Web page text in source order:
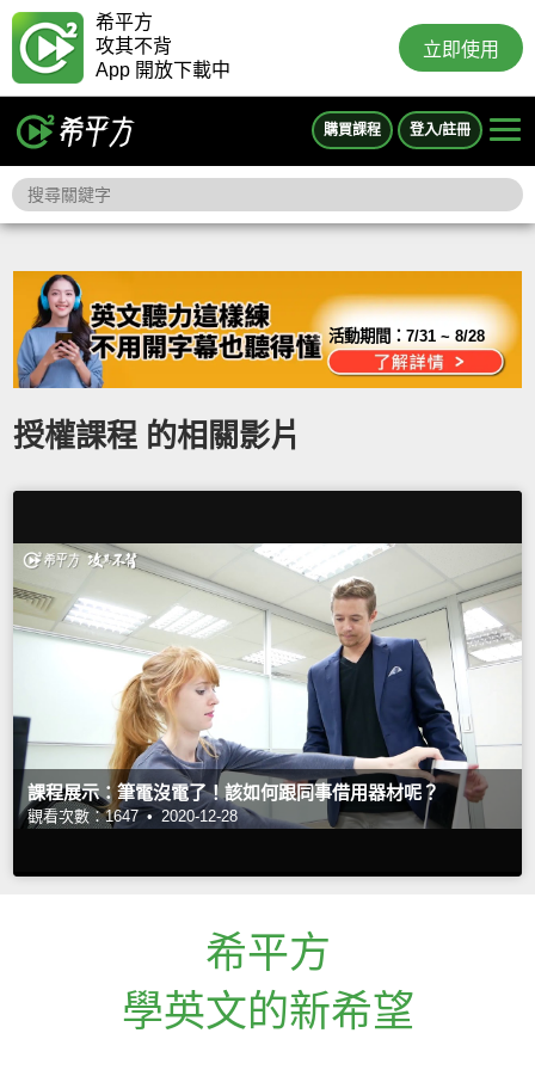
希平方
攻其不背
App 開放下載中
立即使用
購買課程 登入/註冊
活動期間：7/31 ~ 8/28
授權課程 的相關影片
課程展示：筆電沒電了！該如何跟同事借用器材呢？
觀看次數：1647 • 2020-12-28
希平方
學英文的新希望